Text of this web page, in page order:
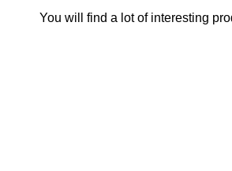
You will find a lot of interesting